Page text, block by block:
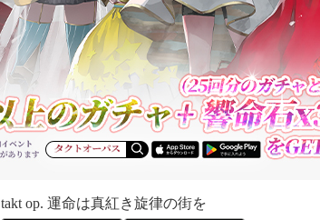
takt op. 運命は真紅き旋律の街を